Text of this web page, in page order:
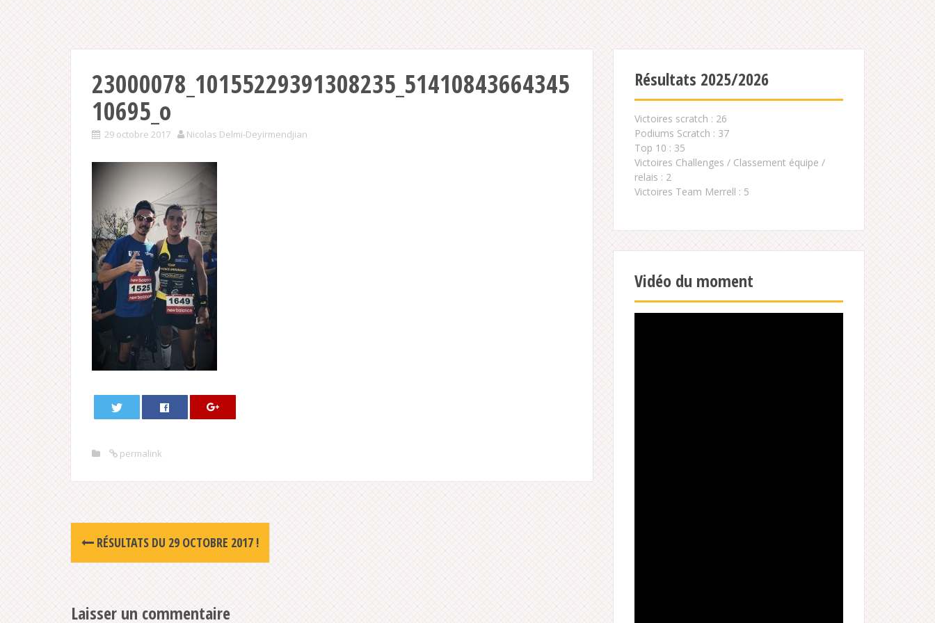
23000078_10155229391308235_51410843664345
10695_o
29 octobre 2017 Nicolas Delmi-Deyirmendjian
permalink
Post
navigation
RÉSULTATS DU 29 OCTOBRE 2017 !
Laisser un commentaire
Résultats 2025/2026
Victoires scratch : 26
Podiums Scratch : 37
Top 10 : 35
Victoires Challenges / Classement équipe /
relais : 2
Victoires Team Merrell : 5
Vidéo du moment